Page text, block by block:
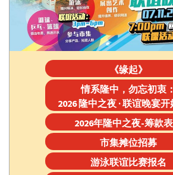
《缘起》
情系隆中，勿忘初衷：
2026 隆中之夜 · 联谊晚宴
2026年隆中之夜-筹款
市集摊位招募
游泳联谊比赛报名